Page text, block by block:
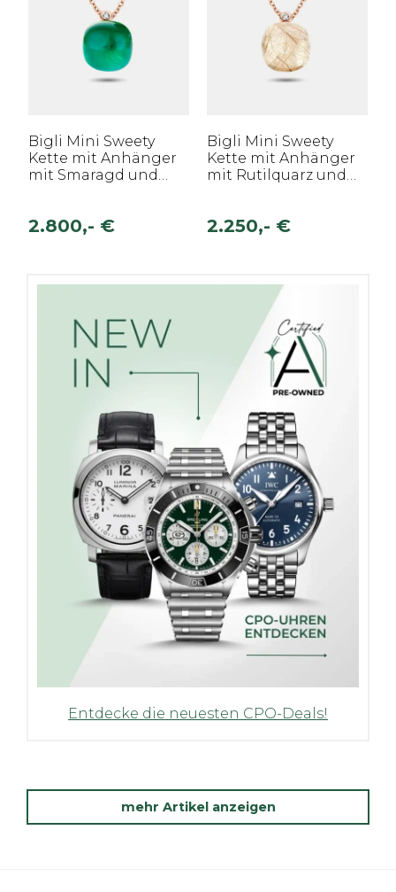
Bigli Mini Sweety
Kette mit Anhänger
mit Smaragd und
2.800,- €
Bigli Mini Sweety
Kette mit Anhänger
mit Rutilquarz und
2.250,- €
Entdecke die neuesten CPO-Deals!
mehr Artikel anzeigen